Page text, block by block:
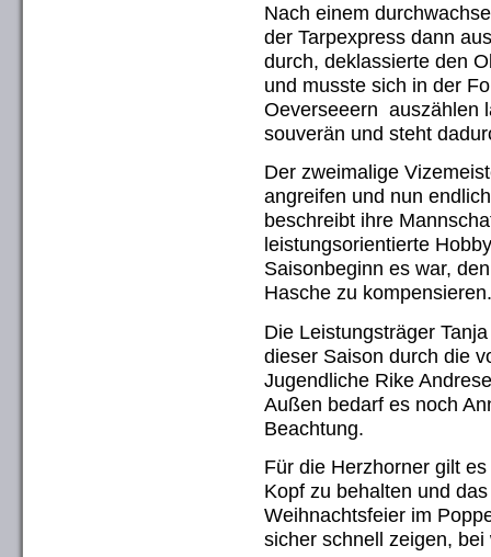
Nach einem
der Tarpexpress dann
durch, deklassierte den
und musste sich in der
Oeverseeern auszählen
souverän und steht
Der zweimalige
angreifen und nun
beschreibt ihre
leistungsorientierte
Saisonbeginn es war,
Hasche zu kompensieren.
Die Leistungsträger
dieser Saison durch die
Jugendliche Rike
Außen bedarf es noch
Beachtung.
Für die Herzhorner gilt
Kopf zu behalten und
Weihnachtsfeier im
sicher schnell zeigen,